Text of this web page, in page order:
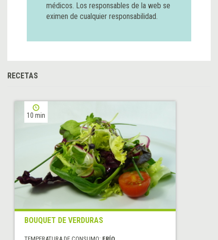
médicos. Los responsables de la web se
eximen de cualquier responsabilidad.
RECETAS
10 min
BOUQUET DE VERDURAS